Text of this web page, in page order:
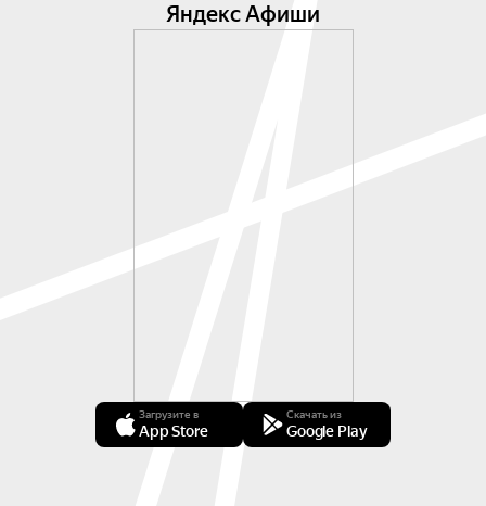
Яндекс Афиши
Загрузите в
App Store
Скачать из
Google Play